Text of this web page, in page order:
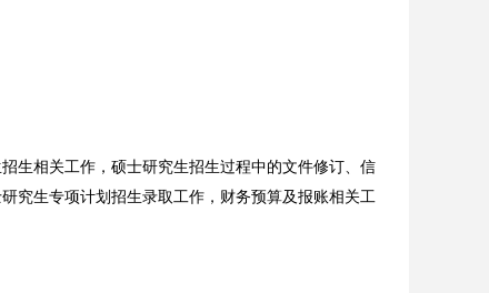
生相关工作，硕士研究生招生过程中的文件修订、信
究生专项计划招生录取工作，财务预算及报账相关工